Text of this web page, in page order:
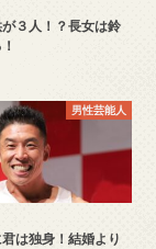
３人！？長女は鈴
男性芸能人
は独身！結婚より